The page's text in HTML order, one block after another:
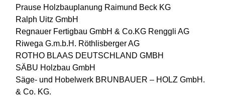
Prause Holzbauplanung Raimund Beck KG
Ralph Uitz GmbH
Regnauer Fertigbau GmbH & Co.KG Renggli AG
Riwega G.m.b.H. Röthlisberger AG
ROTHO BLAAS DEUTSCHLAND GMBH
SÄBU Holzbau GmbH
Säge- und Hobelwerk BRUNBAUER – HOLZ GmbH.
& Co. KG.